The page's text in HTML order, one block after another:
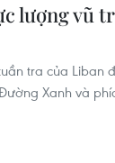
lượng vũ
tra của
Xanh và